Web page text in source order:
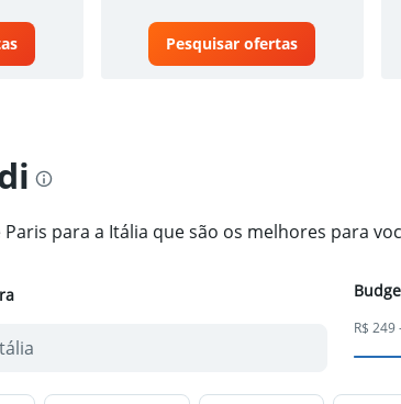
Pesquisar ofertas
para a Itália que são os melhores para
R$ 249